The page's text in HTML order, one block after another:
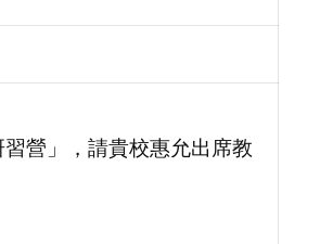
營」，請貴校惠允出席教